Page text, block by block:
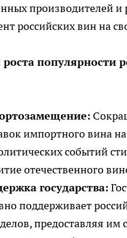
производителей
российских вин на
популярности
импортного вина
событий
отечественного
государства:
поддерживает
предоставляя им